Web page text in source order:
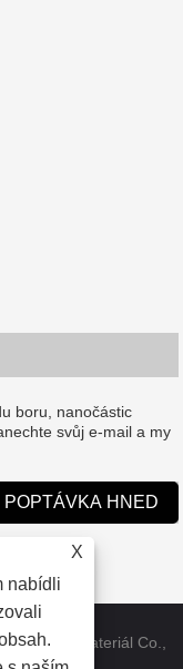
boru, nanočástic
svůj e-mail a my
materiál Co.,
X
nabídli